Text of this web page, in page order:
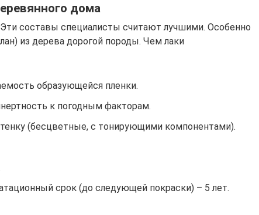
дома
составы специалисты считают лучшими. Особенно
из дерева дорогой породы. Чем лаки
образующейся пленки.
к погодным факторам.
(бесцветные, с тонирующими компонентами).
срок (до следующей покраски) – 5 лет.